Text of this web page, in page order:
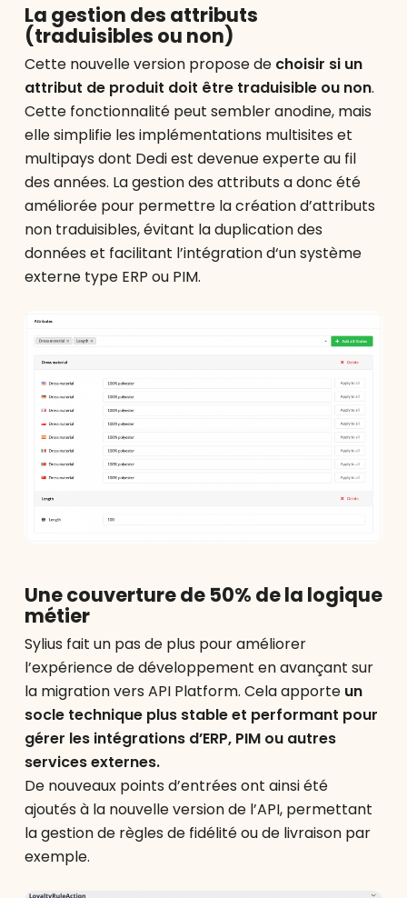
La gestion des attributs
(traduisibles ou non)
Cette nouvelle version propose de choisir si un
attribut de produit doit être traduisible ou non.
Cette fonctionnalité peut sembler anodine, mais
elle simplifie les implémentations multisites et
multipays dont Dedi est devenue experte au fil
des années. La gestion des attributs a donc été
améliorée pour permettre la création d’attributs
non traduisibles, évitant la duplication des
données et facilitant l’intégration d‘un système
externe type ERP ou PIM.
Une couverture de 50% de la logique
métier
Sylius fait un pas de plus pour améliorer
l’expérience de développement en avançant sur
la migration vers API Platform. Cela apporte un
socle technique plus stable et performant pour
gérer les intégrations d’ERP, PIM ou autres
services externes.
De nouveaux points d’entrées ont ainsi été
ajoutés à la nouvelle version de l’API, permettant
la gestion de règles de fidélité ou de livraison par
exemple.